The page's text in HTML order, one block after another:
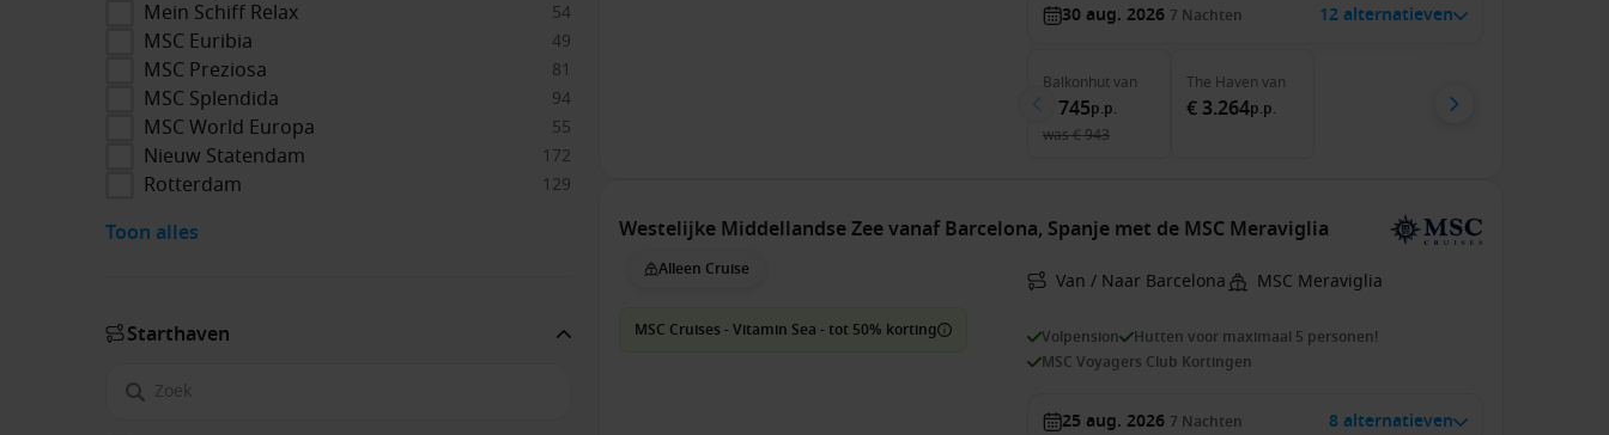
Mein Schiff Relax 54
MSC Euribia 49
MSC Preziosa 81
MSC Splendida 94
MSC World Europa 55
Nieuw Statendam 172
Rotterdam 129
Toon alles
Start­haven
30 aug. 2026 7 Nachten 12 alternatieven
Balkonhutvan
€ 745p.p.
was€ 943
The Haven van
€ 3.264p.p.
Westelijke Middellandse Zee vanaf Barcelona, Spanje met de MSC Meraviglia
Alleen Cruise
MSC Cruises - Vitamin Sea - tot 50% korting
Van / Naar Barcelona MSC Meraviglia
Volpension
Hutten voor maximaal 5 personen!
MSC Voyagers Club Kortingen
25 aug. 2026 7 Nachten 8 alternatieven